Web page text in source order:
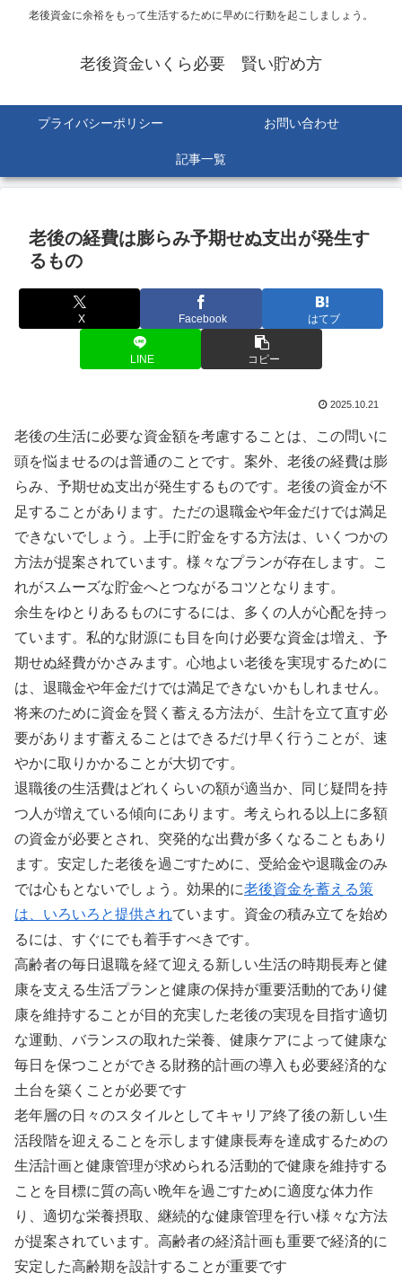
老後資金に余裕をもって生活するために早めに行動を起こしましょう。
老後資金いくら必要 賢い貯め方
プライバシーポリシー お問い合わせ
記事一覧
老後の経費は膨らみ予期せぬ支出が発生す
るもの
X Facebook はてブ
LINE コピー
2025.10.21
老後の生活に必要な資金額を考慮することは、この問いに
頭を悩ませるのは普通のことです。案外、老後の経費は膨
らみ、予期せぬ支出が発生するものです。老後の資金が不
足することがあります。ただの退職金や年金だけでは満足
できないでしょう。上手に貯金をする方法は、いくつかの
方法が提案されています。様々なプランが存在します。こ
れがスムーズな貯金へとつながるコツとなります。
余生をゆとりあるものにするには、多くの人が心配を持っ
ています。私的な財源にも目を向け必要な資金は増え、予
期せぬ経費がかさみます。心地よい老後を実現するために
は、退職金や年金だけでは満足できないかもしれません。
将来のために資金を賢く蓄える方法が、生計を立て直す必
要があります蓄えることはできるだけ早く行うことが、速
やかに取りかかることが大切です。
退職後の生活費はどれくらいの額が適当か、同じ疑問を持
つ人が増えている傾向にあります。考えられる以上に多額
の資金が必要とされ、突発的な出費が多くなることもあり
ます。安定した老後を過ごすために、受給金や退職金のみ
では心もとないでしょう。効果的に老後資金を蓄える策
は、いろいろと提供されています。資金の積み立てを始め
るには、すぐにでも着手すべきです。
高齢者の毎日退職を経て迎える新しい生活の時期長寿と健
康を支える生活プランと健康の保持が重要活動的であり健
康を維持することが目的充実した老後の実現を目指す適切
な運動、バランスの取れた栄養、健康ケアによって健康な
毎日を保つことができる財務的計画の導入も必要経済的な
土台を築くことが必要です
老年層の日々のスタイルとしてキャリア終了後の新しい生
活段階を迎えることを示します健康長寿を達成するための
生活計画と健康管理が求められる活動的で健康を維持する
ことを目標に質の高い晩年を過ごすために適度な体力作
り、適切な栄養摂取、継続的な健康管理を行い様々な方法
が提案されています。高齢者の経済計画も重要で経済的に
安定した高齢期を設計することが重要です